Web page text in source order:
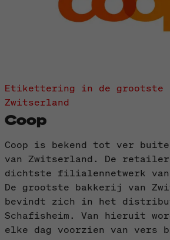
Etikettering in de grootste
Zwitserland
Coop
Coop is bekend tot ver
van Zwitserland. De
dichtste filialennetwerk
De grootste bakkerij van
bevindt zich in het
Schafisheim. Van hieruit
elke dag voorzien van vers